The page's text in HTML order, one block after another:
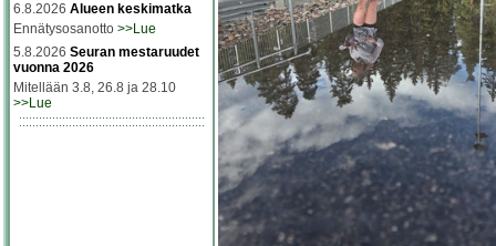
6.8.2026 Alueen keskimatka
Ennätysosanotto >>Lue
5.8.2026 Seuran mestaruudet
vuonna 2026
Mitellään 3.8, 26.8 ja 28.10
>>Lue